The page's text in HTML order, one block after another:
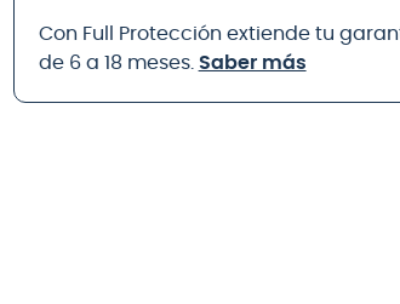
Con Full Protección extiende tu
de 6 a 18 meses. Saber más